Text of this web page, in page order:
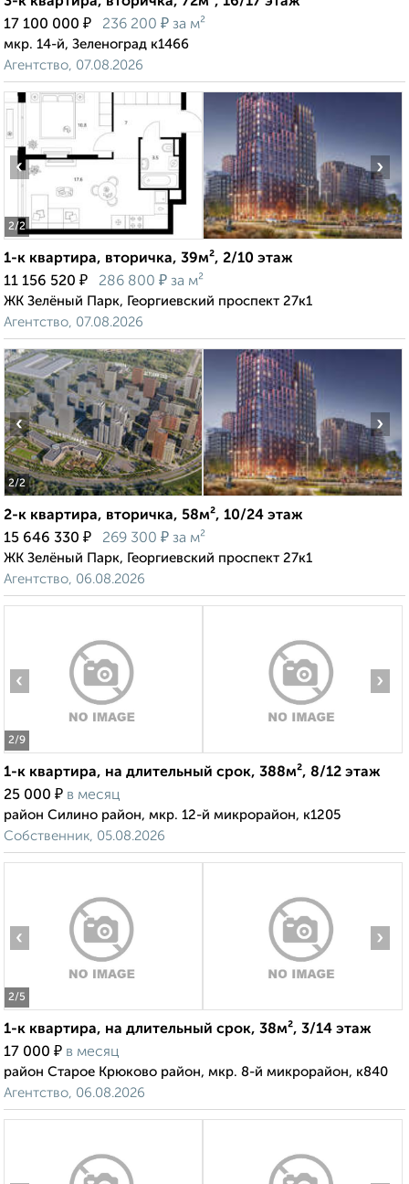
17 100 000 ₽ 236 200 ₽ за м²
мкр. 14-й, Зеленоград к1466
Агентство, 07.08.2026
2/2
‹ ›
1-к квартира, вторичка, 39м², 2/10 этаж
11 156 520 ₽ 286 800 ₽ за м²
ЖК Зелёный Парк, Георгиевский проспект 27к1
Агентство, 07.08.2026
2/2
‹ ›
2-к квартира, вторичка, 58м², 10/24 этаж
15 646 330 ₽ 269 300 ₽ за м²
ЖК Зелёный Парк, Георгиевский проспект 27к1
Агентство, 06.08.2026
2/9
‹ ›
1-к квартира, на длительный срок, 388м², 8/12 этаж
25 000 ₽ в месяц
район Силино район, мкр. 12-й микрорайон, к1205
Собственник, 05.08.2026
2/5
‹ ›
1-к квартира, на длительный срок, 38м², 3/14 этаж
17 000 ₽ в месяц
район Старое Крюково район, мкр. 8-й микрорайон, к840
Агентство, 06.08.2026